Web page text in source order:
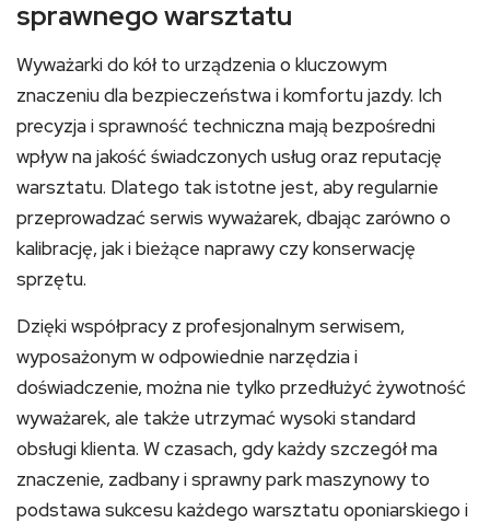
sprawnego warsztatu
Wyważarki do kół to urządzenia o kluczowym
znaczeniu dla bezpieczeństwa i komfortu jazdy. Ich
precyzja i sprawność techniczna mają bezpośredni
wpływ na jakość świadczonych usług oraz reputację
warsztatu. Dlatego tak istotne jest, aby regularnie
przeprowadzać serwis wyważarek, dbając zarówno o
kalibrację, jak i bieżące naprawy czy konserwację
sprzętu.
Dzięki współpracy z profesjonalnym serwisem,
wyposażonym w odpowiednie narzędzia i
doświadczenie, można nie tylko przedłużyć żywotność
wyważarek, ale także utrzymać wysoki standard
obsługi klienta. W czasach, gdy każdy szczegół ma
znaczenie, zadbany i sprawny park maszynowy to
podstawa sukcesu każdego warsztatu oponiarskiego i